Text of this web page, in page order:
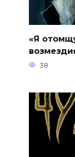
«Я
38